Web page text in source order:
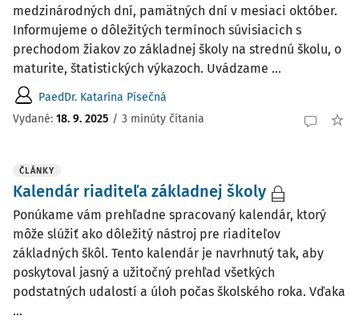
medzinárodných dní, pamätných dní v mesiaci október.
Informujeme o dôležitých termínoch súvisiacich s
prechodom žiakov zo základnej školy na strednú školu, o
maturite, štatistických výkazoch. Uvádzame ...
PaedDr. Katarína Písečná
Vydané: 18. 9. 2025 / 3 minúty čítania
ČLÁNKY
Kalendár riaditeľa základnej školy
Ponúkame vám prehľadne spracovaný kalendár, ktorý
môže slúžiť ako dôležitý nástroj pre riaditeľov
základných škôl. Tento kalendár je navrhnutý tak, aby
poskytoval jasný a užitočný prehľad všetkých
podstatných udalostí a úloh počas školského roka. Vďaka
...